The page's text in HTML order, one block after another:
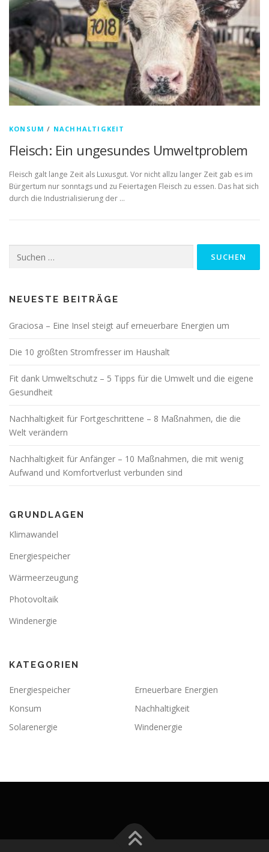
KONSUM / NACHHALTIGKEIT
Fleisch: Ein ungesundes Umweltproblem
Fleisch galt lange Zeit als Luxusgut. Vor nicht allzu langer Zeit gab es im
Bürgertum nur sonntags und zu Feiertagen Fleisch zu essen. Das hat sich
durch die Industrialisierung der …
nach:
NEUESTE BEITRÄGE
Graciosa – Eine Insel steigt auf erneuerbare Energien um
Die 10 größten Stromfresser im Haushalt
Fit dank Umweltschutz – 5 Tipps für die Umwelt und die eigene
Gesundheit
Nachhaltigkeit für Fortgeschrittene – 8 Maßnahmen, die die
Welt verändern
Nachhaltigkeit für Anfänger – 10 Maßnahmen, die mit wenig
Aufwand und Komfortverlust verbunden sind
GRUNDLAGEN
Klimawandel
Energiespeicher
Wärmeerzeugung
Photovoltaik
Windenergie
KATEGORIEN
Energiespeicher
Erneuerbare Energien
Konsum
Nachhaltigkeit
Solarenergie
Windenergie